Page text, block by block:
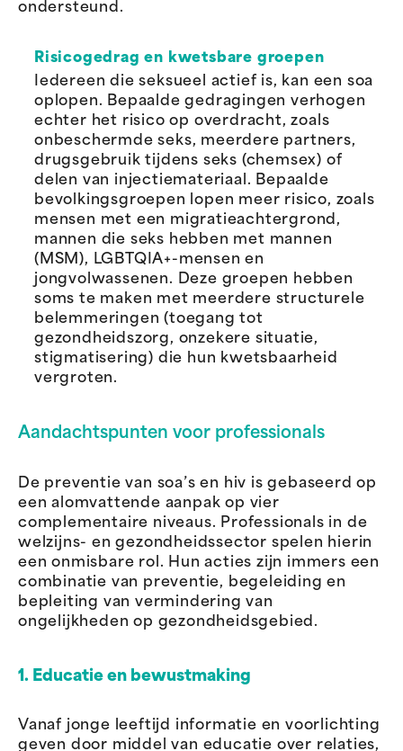
ondersteund.
Risicogedrag en kwetsbare groepen
Iedereen die seksueel actief is, kan een soa
oplopen. Bepaalde gedragingen verhogen
echter het risico op overdracht, zoals
onbeschermde seks, meerdere partners,
drugsgebruik tijdens seks (chemsex) of
delen van injectiemateriaal. Bepaalde
bevolkingsgroepen lopen meer risico, zoals
mensen met een migratieachtergrond,
mannen die seks hebben met mannen
(MSM), LGBTQIA+-mensen en
jongvolwassenen. Deze groepen hebben
soms te maken met meerdere structurele
belemmeringen (toegang tot
gezondheidszorg, onzekere situatie,
stigmatisering) die hun kwetsbaarheid
vergroten.
Aandachtspunten voor professionals
De preventie van soa’s en hiv is gebaseerd op
een alomvattende aanpak op vier
complementaire niveaus. Professionals in de
welzijns- en gezondheidssector spelen hierin
een onmisbare rol. Hun acties zijn immers een
combinatie van preventie, begeleiding en
bepleiting van vermindering van
ongelijkheden op gezondheidsgebied.
1. Educatie en bewustmaking
Vanaf jonge leeftijd informatie en voorlichting
geven door middel van educatie over relaties,